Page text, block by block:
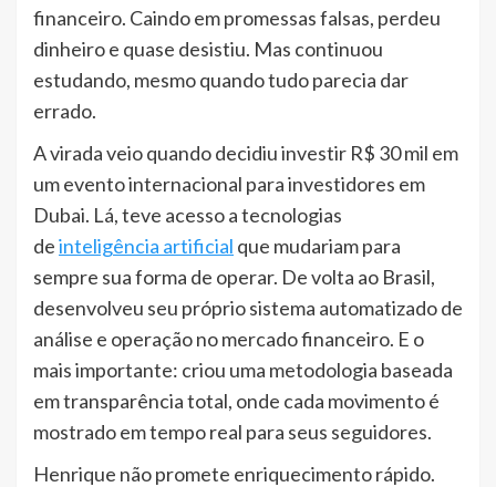
financeiro. Caindo em promessas falsas, perdeu
dinheiro e quase desistiu. Mas continuou
estudando, mesmo quando tudo parecia dar
errado.
A virada veio quando decidiu investir R$ 30 mil em
um evento internacional para investidores em
Dubai. Lá, teve acesso a tecnologias
deinteligência artificial que mudariam para
sempre sua forma de operar. De volta ao Brasil,
desenvolveu seu próprio sistema automatizado de
análise e operação no mercado financeiro. E o
mais importante: criou uma metodologia baseada
em transparência total, onde cada movimento é
mostrado em tempo real para seus seguidores.
Henrique não promete enriquecimento rápido.